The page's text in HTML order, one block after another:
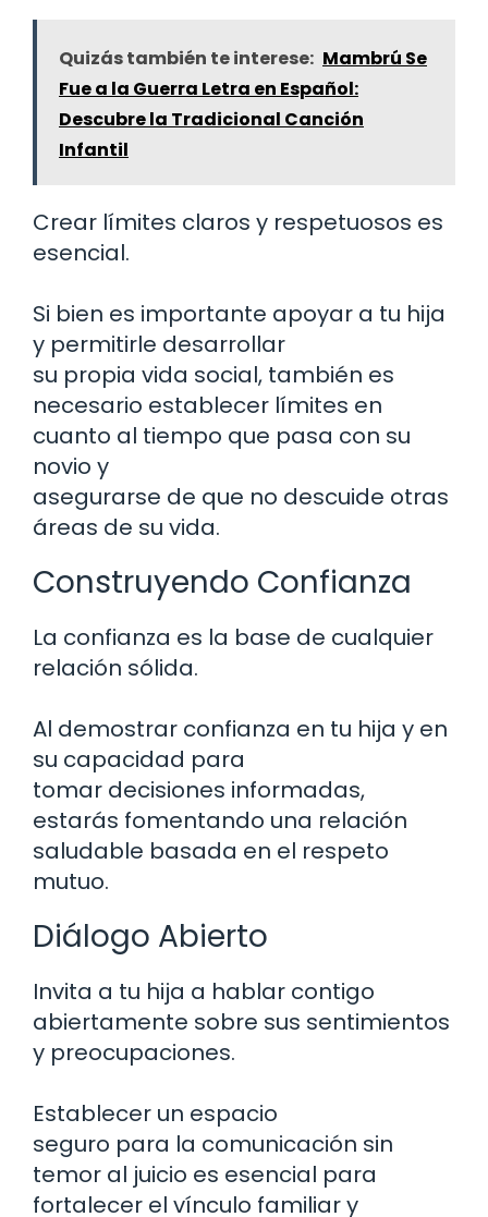
Quizás también te interese: Mambrú Se
Fue a la Guerra Letra en Español:
Descubre la Tradicional Canción
Infantil
Crear límites claros y respetuosos es
esencial.
Si bien es importante apoyar a tu hija
y permitirle desarrollar
su propia vida social, también es
necesario establecer límites en
cuanto al tiempo que pasa con su
novio y
asegurarse de que no descuide otras
áreas de su vida.
Construyendo Confianza
La confianza es la base de cualquier
relación sólida.
Al demostrar confianza en tu hija y en
su capacidad para
tomar decisiones informadas,
estarás fomentando una relación
saludable basada en el respeto
mutuo.
Diálogo Abierto
Invita a tu hija a hablar contigo
abiertamente sobre sus sentimientos
y preocupaciones.
Establecer un espacio
seguro para la comunicación sin
temor al juicio es esencial para
fortalecer el vínculo familiar y